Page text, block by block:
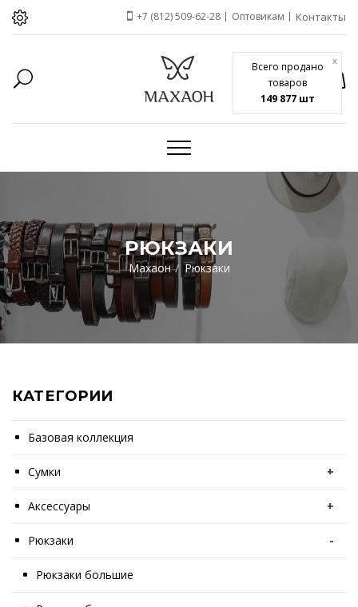
Всего продано
товаров
149 877 шт
x
+7 (812) 509-62-28 Оптовикам Контакты
РЮКЗАКИ
Махаон Рюкзаки
КАТЕГОРИИ
Базовая коллекция
Сумки +
Аксессуары +
Рюкзаки -
Рюкзаки большие